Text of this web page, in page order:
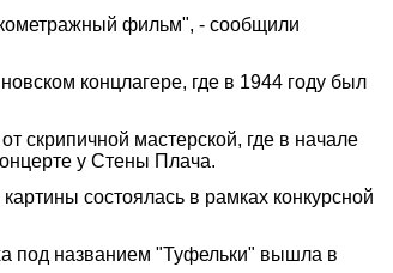
фильм", - сообщили
концлагере, где в 1944 году был
скрипичной мастерской, где в начале
у Стены Плача.
состоялась в рамках конкурсной
под названием "Туфельки" вышла в